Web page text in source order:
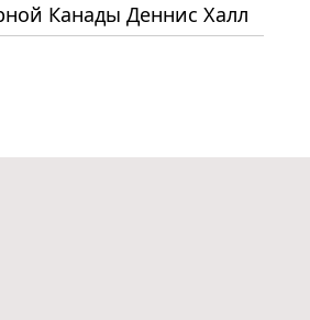
Канады Деннис Халл